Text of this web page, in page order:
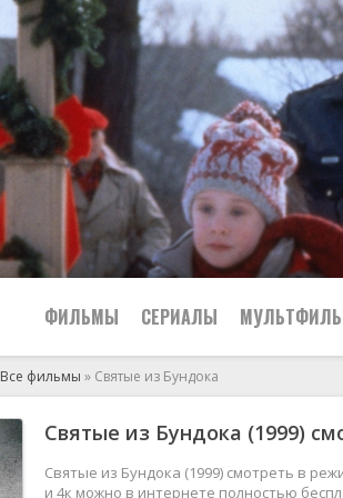
ФИЛЬМЫ
2024
Боевики
СЕРИАЛЫ
Все фильмы » Святые из Бундока
Святые из Бундока (1999)
Святые из Бундока (1999) смотреть в
и 4к можно в интернете полностью